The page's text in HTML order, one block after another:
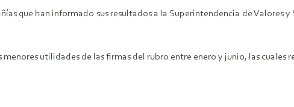
que han informado sus resultados a la Superintendencia de
menores utilidades de las firmas del rubro entre enero y junio, las